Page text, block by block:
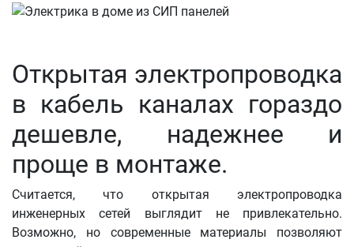
Открытая электропроводка
в кабель каналах гораздо
дешевле, надежнее и
проще в монтаже.
Считается, что открытая электропроводка
инженерных сетей выглядит не привлекательно.
Возможно, но современные материалы позволяют